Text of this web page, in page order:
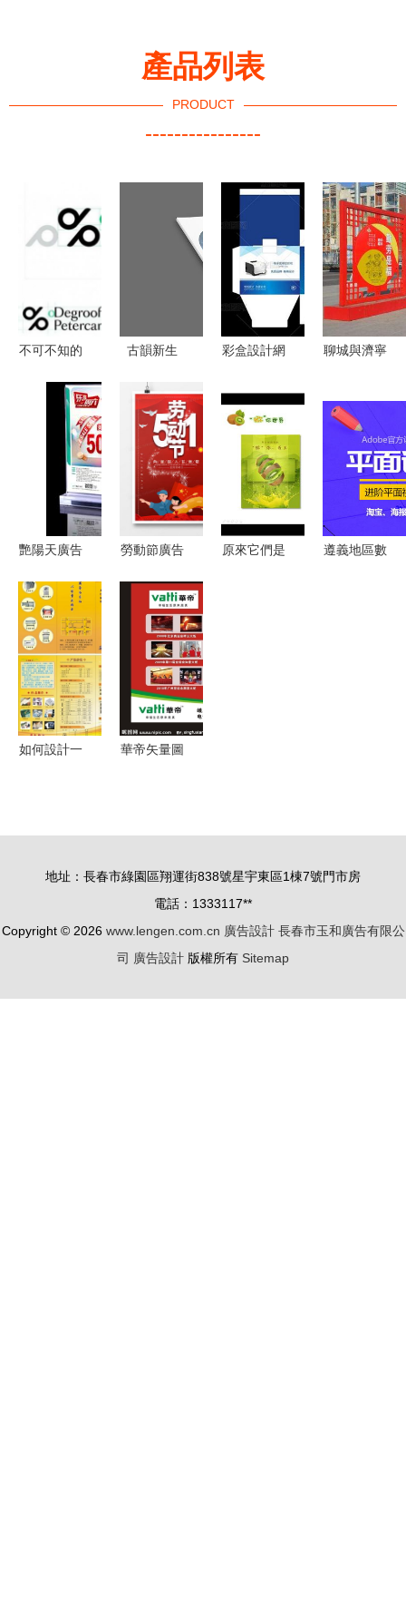
產品列表
PRODUCT
----------------
不可不知的
大廣告創意
設計公司
古韻新生
意雜志風畫
冊的設計之
道
彩盒設計網
點與廣告設
計素材的更
新趨勢
聊城與濟寧
傳欄制作加
工指南——
以濟寧創銳
廣告為例
艷陽天廣告
點亮天津品
牌，賦能產
品價值
勞動節廣告
全 | 熊貓辦
公助您高效
創作
原來它們是
遵義地區數
如何設計一
華帝矢量圖
地址：長春市綠園區翔運街838號星宇東區1棟7號門市房
電話：1333117**
Copyright © 2026 www.lengen.com.cn 廣告設計 長春市玉和廣告有限公
司 廣告設計 版權所有 Sitemap